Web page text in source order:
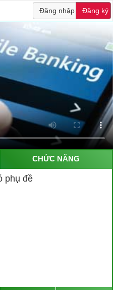
Đăng nhập Đăng ký
CHỨC NĂNG
phụ đề